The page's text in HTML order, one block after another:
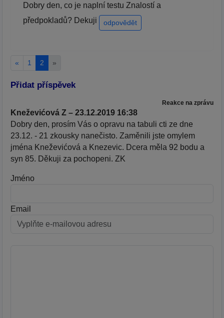
Dobry den, co je naplní testu Znalostí a
předpokladů? Dekuji
odpovědět
« 1 2 »
Přidat příspěvek
Reakce na zprávu
Kneževićová Z – 23.12.2019 16:38
Dobry den, prosím Vás o opravu na tabuli cti ze dne
23.12. - 21 zkousky nanečisto. Zaměnili jste omylem
jména Kneževićová a Knezevic. Dcera měla 92 bodu a
syn 85. Děkuji za pochopeni. ZK
Jméno
Email